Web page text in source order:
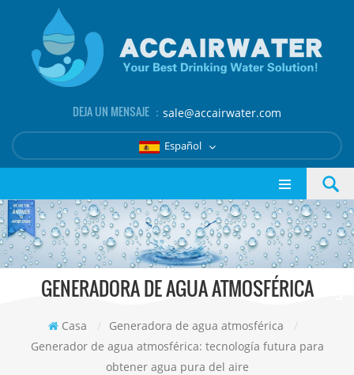
DEJA UN MENSAJE ： sale@accairwater.com
Español
GENERADORA DE AGUA ATMOSFÉRICA
Casa / Generadora de agua atmosférica
/
Generador de agua atmosférica: tecnología futura para
obtener agua pura del aire